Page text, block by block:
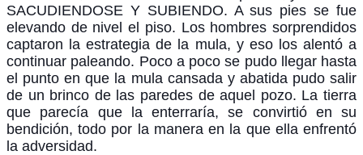
SACUDIENDOSE Y SUBIENDO. A sus pies se fue
elevando de nivel el piso. Los hombres sorprendidos
captaron la estrategia de la mula, y eso los alentó a
continuar paleando. Poco a poco se pudo llegar hasta
el punto en que la mula cansada y abatida pudo salir
de un brinco de las paredes de aquel pozo. La tierra
que parecía que la enterraría, se convirtió en su
bendición, todo por la manera en la que ella enfrentó
la adversidad.